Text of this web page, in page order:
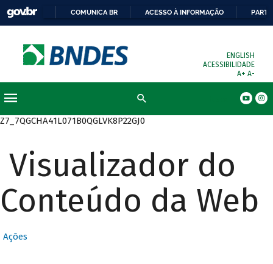
COMUNICA BR ACESSO À INFORMAÇÃO
ENGLISH
ACESSIBILIDADE
A+ A-
Z7_7QGCHA41L071B0QGLVK8P22GJ0
Visualizador do
Conteúdo da Web
Ações